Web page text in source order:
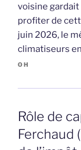
voisine
profiter de
juin 2026, le
climatiseurs
OH
Rôle de
Ferchaud